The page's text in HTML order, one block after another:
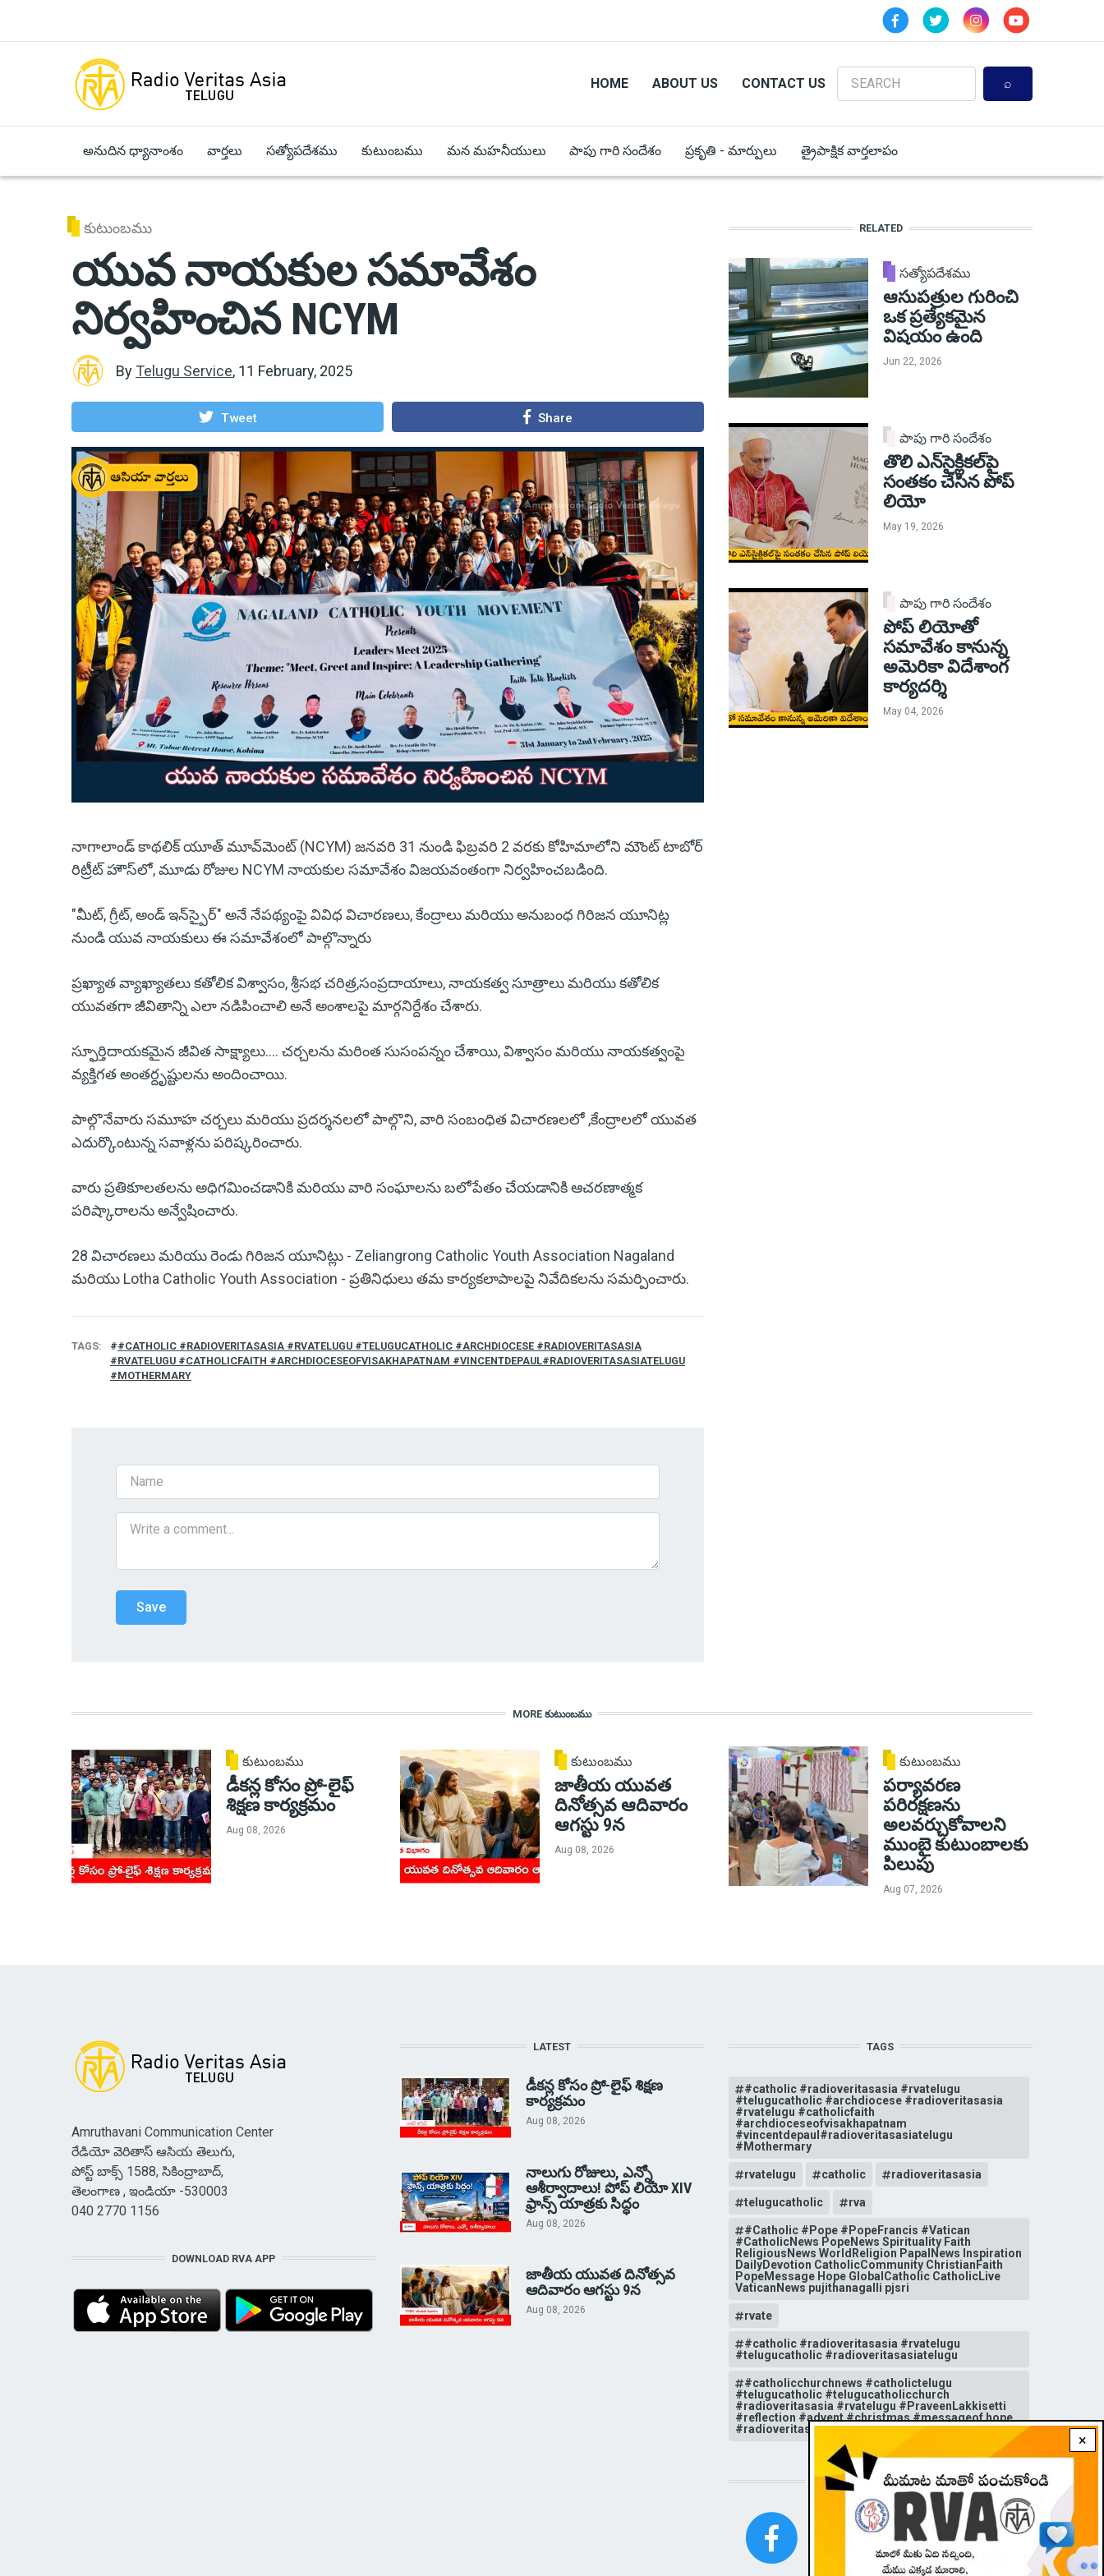
HOME ABOUT US CONTACT US
Search
అనుదిన ధ్యానాంశం వార్తలు సత్యోపదేశము కుటుంబము మన మహనీయులు పాపు గారి సందేశం ప్రకృతి - మార్పులు త్రైపాక్షిక వార్తలాపం
కుటుంబము
యువ నాయకుల సమావేశం
నిర్వహించిన NCYM
By Telugu Service, 11 February, 2025
Tweet Share
నాగాలాండ్ కాథలిక్ యూత్ మూవ్‌మెంట్ (NCYM) జనవరి 31 నుండి ఫిబ్రవరి 2 వరకు కోహిమాలోని మౌంట్ టాబోర్
రిట్రీట్ హౌస్‌లో, మూడు రోజుల NCYM నాయకుల సమావేశం విజయవంతంగా నిర్వహించబడింది.
"మీట్, గ్రీట్, అండ్ ఇన్‌స్పైర్" అనే నేపథ్యంపై వివిధ విచారణలు, కేంద్రాలు మరియు అనుబంధ గిరిజన యూనిట్ల
నుండి యువ నాయకులు ఈ సమావేశంలో పాల్గొన్నారు
ప్రఖ్యాత వ్యాఖ్యాతలు కతోలిక విశ్వాసం, శ్రీసభ చరిత్ర,సంప్రదాయాలు, నాయకత్వ సూత్రాలు మరియు కతోలిక
యువతగా జీవితాన్ని ఎలా నడిపించాలి అనే అంశాలపై మార్గనిర్దేశం చేశారు.
స్ఫూర్తిదాయకమైన జీవిత సాక్ష్యాలు.... చర్చలను మరింత సుసంపన్నం చేశాయి, విశ్వాసం మరియు నాయకత్వంపై
వ్యక్తిగత అంతర్దృష్టులను అందించాయి.
పాల్గొనేవారు సమూహ చర్చలు మరియు ప్రదర్శనలలో పాల్గొని, వారి సంబంధిత విచారణలలో ,కేంద్రాలలో యువత
ఎదుర్కొంటున్న సవాళ్లను పరిష్కరించారు.
వారు ప్రతికూలతలను అధిగమించడానికి మరియు వారి సంఘాలను బలోపేతం చేయడానికి ఆచరణాత్మక
పరిష్కారాలను అన్వేషించారు.
28 విచారణలు మరియు రెండు గిరిజన యూనిట్లు - Zeliangrong Catholic Youth Association Nagaland
మరియు Lotha Catholic Youth Association - ప్రతినిధులు తమ కార్యకలాపాలపై నివేదికలను సమర్పించారు.
TAGS
#CATHOLIC #RADIOVERITASASIA #RVATELUGU #TELUGUCATHOLIC #ARCHDIOCESE #RADIOVERITASASIA
#RVATELUGU #CATHOLICFAITH #ARCHDIOCESEOFVISAKHAPATNAM #VINCENTDEPAUL#RADIOVERITASASIATELUGU
#MOTHERMARY
RELATED
సత్యోపదేశము
ఆసుపత్రుల గురించి
ఒక ప్రత్యేకమైన
విషయం ఉంది
Jun 22, 2026
పాపు గారి సందేశం
తొలి ఎన్‌సైక్లికల్‌పై
సంతకం చేసిన పోప్
లియో
May 19, 2026
పాపు గారి సందేశం
పోప్ లియోతో
సమావేశం కానున్న
అమెరికా విదేశాంగ
కార్యదర్శి
May 04, 2026
MORE కుటుంబము
కుటుంబము
డీకన్ల కోసం ప్రో-లైఫ్
శిక్షణ కార్యక్రమం
Aug 08, 2026
కుటుంబము
జాతీయ యువత
దినోత్సవ ఆదివారం
ఆగస్టు 9న
Aug 08, 2026
కుటుంబము
పర్యావరణ
పరిరక్షణను
అలవర్చుకోవాలని
ముంబై కుటుంబాలకు
పిలుపు
Aug 07, 2026
×
Amruthavani Communication Center
రేడియో వెరితాస్ ఆసియ తెలుగు,
పోస్ట్ బాక్స్ 1588, సికింద్రాబాద్,
తెలంగాణ , ఇండియా -530003
040 2770 1156
DOWNLOAD RVA APP
LATEST
డీకన్ల కోసం ప్రో-లైఫ్ శిక్షణ
కార్యక్రమం
Aug 08, 2026
నాలుగు రోజులు, ఎన్నో
ఆశీర్వాదాలు! పోప్ లియో XIV
ఫ్రాన్స్ యాత్రకు సిద్ధం
Aug 08, 2026
జాతీయ యువత దినోత్సవ
ఆదివారం ఆగస్టు 9న
Aug 08, 2026
TAGS
#catholic #radioveritasasia #rvatelugu
#telugucatholic #archdiocese #radioveritasasia
#rvatelugu #catholicfaith
#archdioceseofvisakhapatnam
#vincentdepaul#radioveritasasiatelugu
#Mothermary
rvatelugu catholic radioveritasasia
telugucatholic rva
#Catholic #Pope #PopeFrancis #Vatican
#CatholicNews PopeNews Spirituality Faith
ReligiousNews WorldReligion PapalNews Inspiration
DailyDevotion CatholicCommunity ChristianFaith
PopeMessage Hope GlobalCatholic CatholicLive
VaticanNews pujithanagalli pjsri
rvate
#catholic #radioveritasasia #rvatelugu
#telugucatholic #radioveritasasiatelugu
#catholicchurchnews #catholictelugu
#telugucatholic #telugucatholicchurch
#radioveritasasia #rvatelugu #PraveenLakkisetti
#reflection #advent #christmas #messageof hope
#radioveritas #rvatelugu #viral #insta
STAY CONNECTED WITH US!